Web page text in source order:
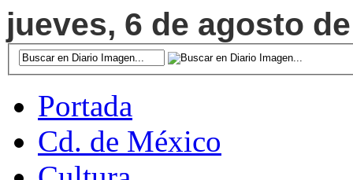
jueves, 6 de agosto
Portada
Cd. de México